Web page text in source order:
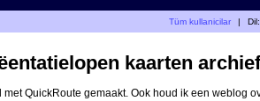
Tüm kullanicilar | Dil:
kaarten archief
QuickRoute gemaakt. Ook houd ik een weblog